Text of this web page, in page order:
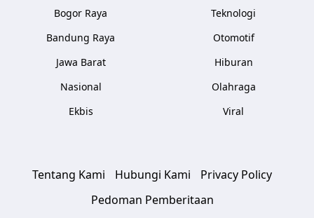
Bogor Raya
Bandung Raya
Jawa Barat
Nasional
Ekbis
Teknologi
Otomotif
Hiburan
Olahraga
Viral
Tentang Kami Hubungi Kami
Privacy Policy
Pedoman Pemberitaan